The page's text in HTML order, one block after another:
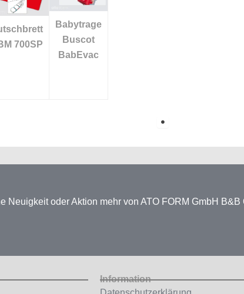
700SP
Babytrage
Buscot
BabEvac
oder Aktion mehr von ATO FORM GmbH B&B
Information